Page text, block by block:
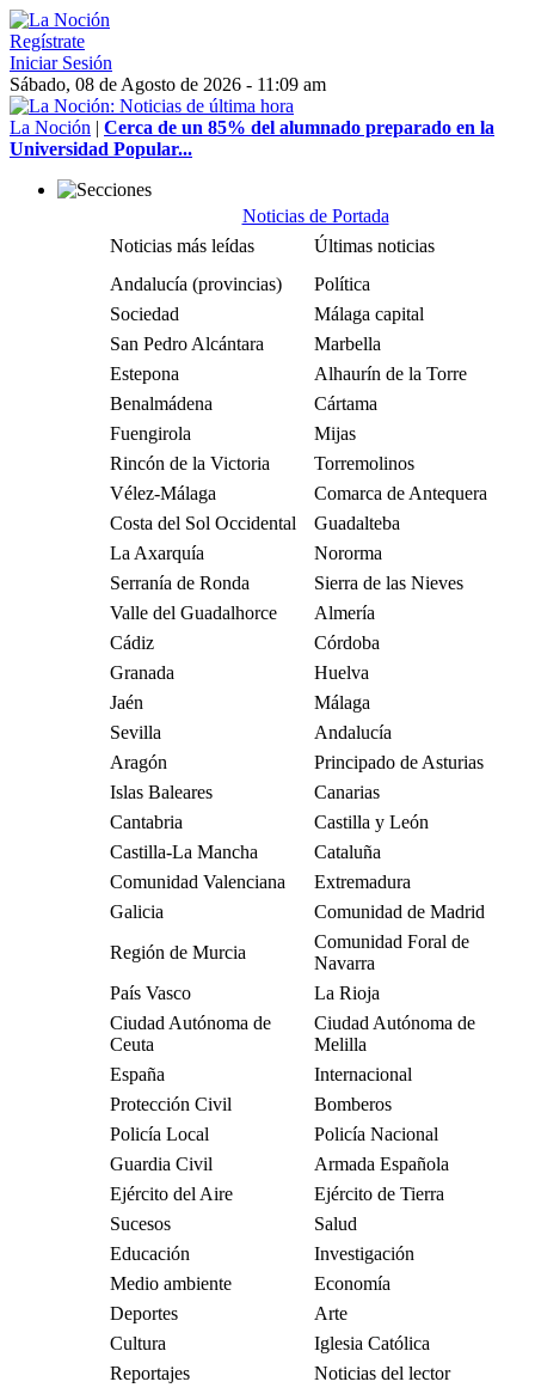
Regístrate
Iniciar Sesión
Sábado, 08 de Agosto de 2026 - 11:09 am
La Noción | Cerca de un 85% del alumnado preparado en la
Universidad Popular...
Noticias de Portada
Noticias más leídas
Últimas noticias
Andalucía (provincias)
Política
Sociedad
Málaga capital
San Pedro Alcántara
Marbella
Estepona
Alhaurín de la Torre
Benalmádena
Cártama
Fuengirola
Mijas
Rincón de la Victoria
Torremolinos
Vélez-Málaga
Comarca de Antequera
Costa del Sol Occidental
Guadalteba
La Axarquía
Nororma
Serranía de Ronda
Sierra de las Nieves
Valle del Guadalhorce
Almería
Cádiz
Córdoba
Granada
Huelva
Jaén
Málaga
Sevilla
Andalucía
Aragón
Principado de Asturias
Islas Baleares
Canarias
Cantabria
Castilla y León
Castilla-La Mancha
Cataluña
Comunidad Valenciana
Extremadura
Galicia
Comunidad de Madrid
Región de Murcia
Comunidad Foral de
Navarra
País Vasco
La Rioja
Ciudad Autónoma de
Ceuta
Ciudad Autónoma de
Melilla
España
Internacional
Protección Civil
Bomberos
Policía Local
Policía Nacional
Guardia Civil
Armada Española
Ejército del Aire
Ejército de Tierra
Sucesos
Salud
Educación
Investigación
Medio ambiente
Economía
Deportes
Arte
Cultura
Iglesia Católica
Reportajes
Noticias del lector